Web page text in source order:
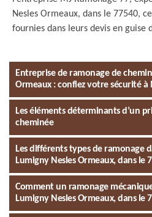
Nesles Ormeaux, dans le 77540,
fournies dans leurs devis en guise
Entreprise de ramonage de
Ormeaux : confiez votre sécurité à
Les éléments déterminants d’un
cheminée
Les différents types de ramonage
Lumigny Nesles Ormeaux, dans le
Comment un ramonage
Lumigny Nesles Ormeaux, dans le